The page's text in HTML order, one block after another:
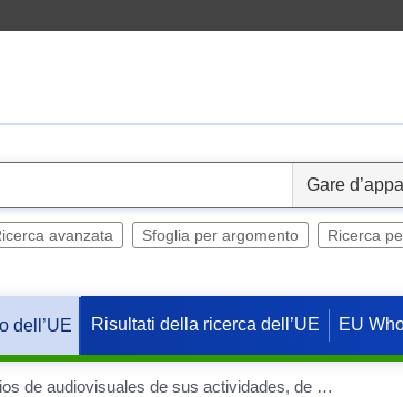
avanzata Sfoglia per argomento Ricerca
dell’UE Risultati della ricerca dell’UE EU
La Casa de América necesita atender los servicios de audiovisuales de sus actividades, de manera tanto presencial como virtual